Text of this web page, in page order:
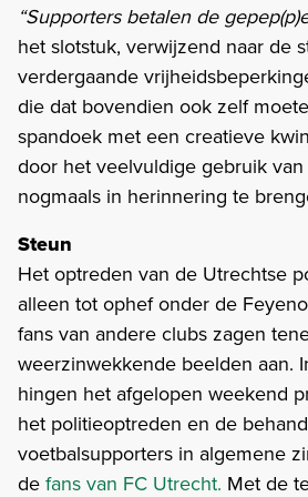
“Supporters betalen de
het slotstuk, verwijzend naar de
verdergaande
die dat bovendien ook zelf
spandoek met een creatieve
door het veelvuldige gebruik
nogmaals in herinnering te
Steun
Het optreden van de Utrechtse
alleen tot ophef onder de
fans van andere clubs zagen
weerzinwekkende beelden aan.
hingen het afgelopen weekend
het politieoptreden en de
voetbalsupporters in algemene
defans van FC Utrecht. Met de